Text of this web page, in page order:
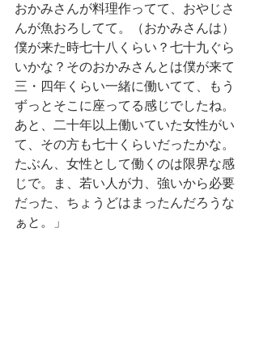
おかみさんが料理作ってて、おやじさ
んが魚おろしてて。（おかみさんは）
僕が来た時七十八くらい？七十九ぐら
いかな？そのおかみさんとは僕が来て
三・四年くらい一緒に働いてて、もう
ずっとそこに座ってる感じでしたね。
あと、二十年以上働いていた女性がい
て、その方も七十くらいだったかな。
たぶん、女性として働くのは限界な感
じで。ま、若い人が力、強いから必要
だった、ちょうどはまったんだろうな
ぁと。」